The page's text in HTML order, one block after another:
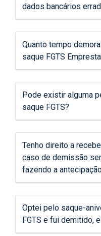
dados bancários
Quanto tempo
saque FGTS
Pode existir alguma
saque FGTS?
Tenho direito a
caso de demissão
fazendo a
Optei pelo saque-
FGTS e fui demitido,